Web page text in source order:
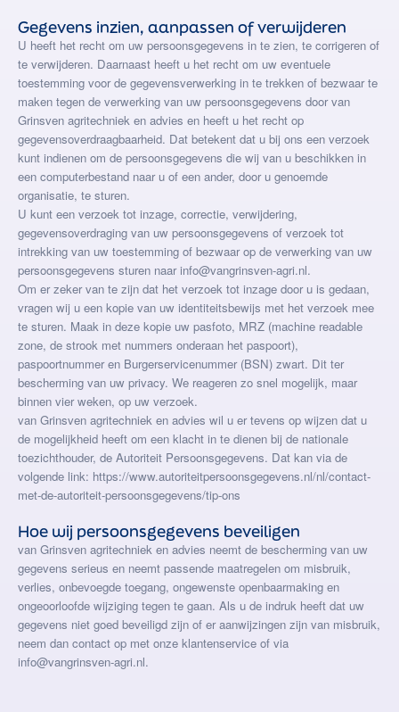
Gegevens inzien, aanpassen of verwijderen
U heeft het recht om uw persoonsgegevens in te zien, te corrigeren of
te verwijderen. Daarnaast heeft u het recht om uw eventuele
toestemming voor de gegevensverwerking in te trekken of bezwaar te
maken tegen de verwerking van uw persoonsgegevens door van
Grinsven agritechniek en advies en heeft u het recht op
gegevensoverdraagbaarheid. Dat betekent dat u bij ons een verzoek
kunt indienen om de persoonsgegevens die wij van u beschikken in
een computerbestand naar u of een ander, door u genoemde
organisatie, te sturen.
U kunt een verzoek tot inzage, correctie, verwijdering,
gegevensoverdraging van uw persoonsgegevens of verzoek tot
intrekking van uw toestemming of bezwaar op de verwerking van uw
persoonsgegevens sturen naar info@vangrinsven-agri.nl.
Om er zeker van te zijn dat het verzoek tot inzage door u is gedaan,
vragen wij u een kopie van uw identiteitsbewijs met het verzoek mee
te sturen. Maak in deze kopie uw pasfoto, MRZ (machine readable
zone, de strook met nummers onderaan het paspoort),
paspoortnummer en Burgerservicenummer (BSN) zwart. Dit ter
bescherming van uw privacy. We reageren zo snel mogelijk, maar
binnen vier weken, op uw verzoek.
van Grinsven agritechniek en advies wil u er tevens op wijzen dat u
de mogelijkheid heeft om een klacht in te dienen bij de nationale
toezichthouder, de Autoriteit Persoonsgegevens. Dat kan via de
volgende link: https://www.autoriteitpersoonsgegevens.nl/nl/contact-
met-de-autoriteit-persoonsgegevens/tip-ons
Hoe wij persoonsgegevens beveiligen
van Grinsven agritechniek en advies neemt de bescherming van uw
gegevens serieus en neemt passende maatregelen om misbruik,
verlies, onbevoegde toegang, ongewenste openbaarmaking en
ongeoorloofde wijziging tegen te gaan. Als u de indruk heeft dat uw
gegevens niet goed beveiligd zijn of er aanwijzingen zijn van misbruik,
neem dan contact op met onze klantenservice of via
info@vangrinsven-agri.nl.